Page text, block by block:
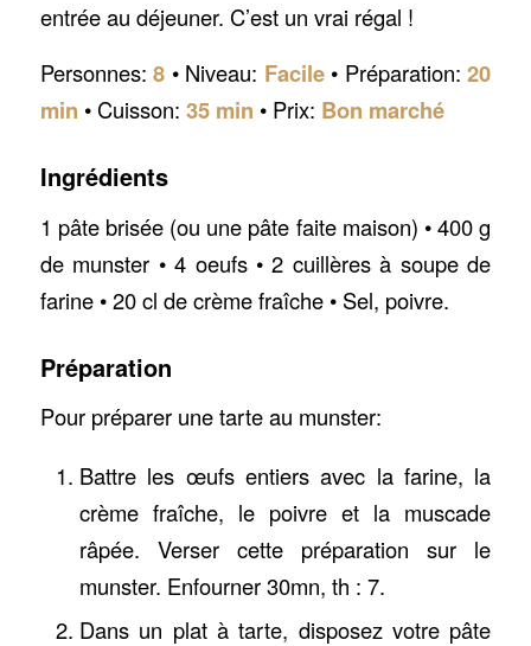
entrée au déjeuner. C’est un vrai régal !
Personnes:8 • Niveau: Facile• Préparation:20
min • Cuisson: 35 min • Prix: Bon marché
Ingrédients
1 pâte brisée (ou une pâte faite maison) • 400 g
de munster • 4 oeufs • 2 cuillères à soupe de
farine • 20 cl de crème fraîche • Sel, poivre.
Préparation
Pour préparer une tarte au munster:
Battre les œufs entiers avec la farine, la
crème fraîche, le poivre et la muscade
râpée. Verser cette préparation sur le
munster. Enfourner 30mn, th : 7.
Dans un plat à tarte, disposez votre pâte